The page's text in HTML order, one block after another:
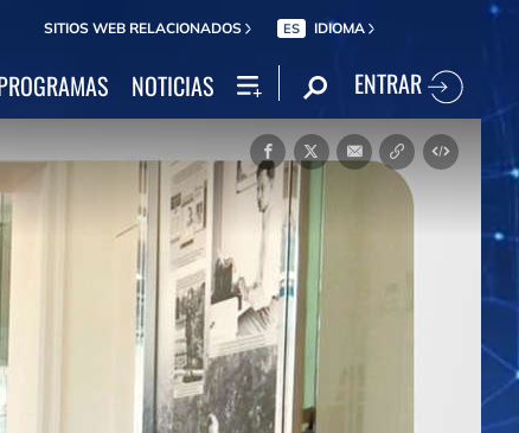
SITIOS WEB RELACIONADOS ES IDIOMA
NOTICIAS ENTRAR